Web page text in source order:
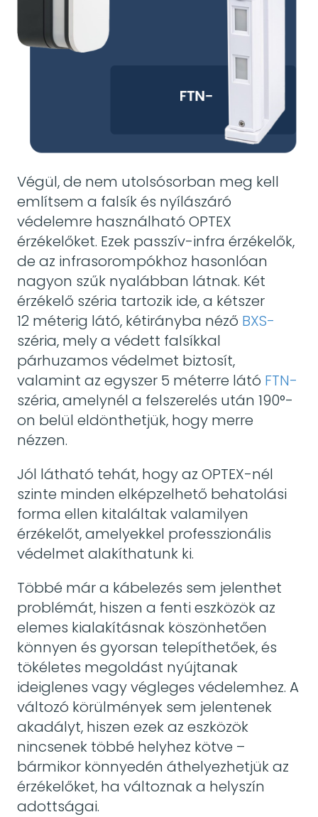
Végül, de nem utolsósorban meg kell
említsem a falsík és nyílászáró
védelemre használható OPTEX
érzékelőket. Ezek passzív-infra érzékelők,
de az infrasorompókhoz hasonlóan
nagyon szűk nyalábban látnak. Két
érzékelő széria tartozik ide, a kétszer
12 méterig látó, kétirányba néző BXS-
széria, mely a védett falsíkkal
párhuzamos védelmet biztosít,
valamint az egyszer 5 méterre látó FTN-
széria, amelynél a felszerelés után 190°-
on belül eldönthetjük, hogy merre
nézzen.
Jól látható tehát, hogy az OPTEX-nél
szinte minden elképzelhető behatolási
forma ellen kitaláltak valamilyen
érzékelőt, amelyekkel professzionális
védelmet alakíthatunk ki.
Többé már a kábelezés sem jelenthet
problémát, hiszen a fenti eszközök az
elemes kialakításnak köszönhetően
könnyen és gyorsan telepíthetőek, és
tökéletes megoldást nyújtanak
ideiglenes vagy végleges védelemhez. A
változó körülmények sem jelentenek
akadályt, hiszen ezek az eszközök
nincsenek többé helyhez kötve –
bármikor könnyedén áthelyezhetjük az
érzékelőket, ha változnak a helyszín
adottságai.